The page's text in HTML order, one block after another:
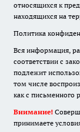
относящихся к
находящихся на
Политика
Вся информация,
соответствии с
подлежит
том числе
как с письменного
Внимание!
принимаете